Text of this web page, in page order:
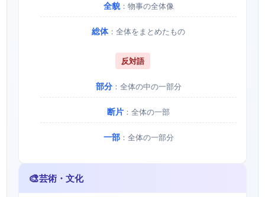
全貌：物事の全体像
総体：全体をまとめたもの
反対語
部分：全体の中の一部分
断片 ：全体の一部
一部：全体の一部分
🎨芸術・文化